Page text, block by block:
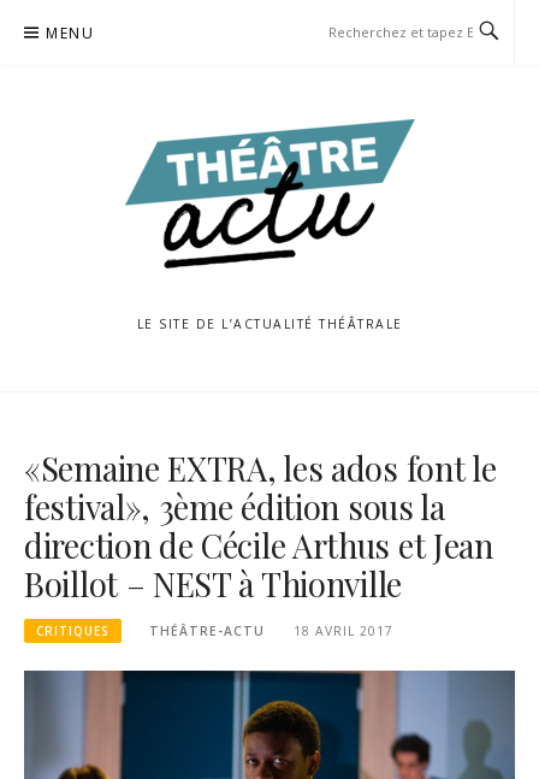
MENU
LE SITE DE L’ACTUALITÉ THÉÂTRALE
«Semaine EXTRA, les ados font le
festival», 3ème édition sous la
direction de Cécile Arthus et Jean
Boillot – NEST à Thionville
CRITIQUES THÉÂTRE-ACTU 18 AVRIL 2017